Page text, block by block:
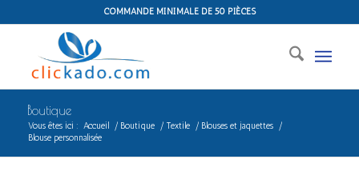
COMMANDE MINIMALE DE 50 PIÈCES
Boutique
Vous êtes ici : Accueil / Boutique / Textile / Blouses et jaquettes
/
Blouse personnalisée